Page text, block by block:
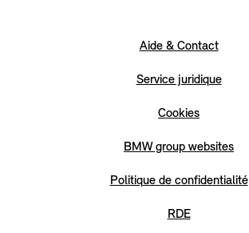
Aide & Contact
Service juridique
Cookies
BMW group websites
Politique de confidentialité
RDE